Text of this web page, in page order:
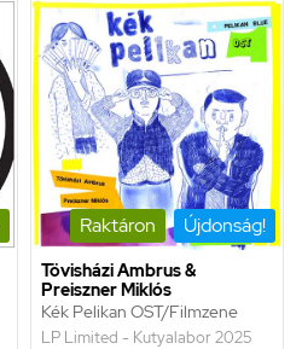
Raktáron Újdonság!
Tövisházi Ambrus &
Preiszner Miklós
Kék Pelikan OST/Filmzene
LP Limited - Kutyalabor 2025